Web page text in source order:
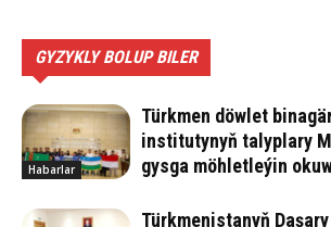
GYZYKLY BOLUP BILER
Habarlar
Türkmen döwlet
institutynyň talyplary
gysga möhletleýin
Türkmenistanyň